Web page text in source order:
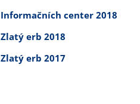
Informačních center 2018
Zlatý erb 2018
Zlatý erb 2017